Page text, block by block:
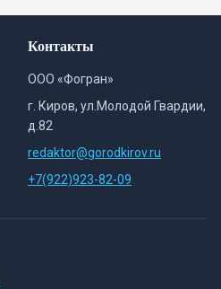
Контакты
ООО «Фогран»
г. Киров, ул.Молодой Гвардии,
д.82
redaktor@gorodkirov.ru
+7(922)923-82-09